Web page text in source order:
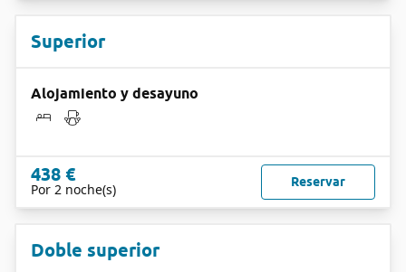
Superior
Alojamiento y desayuno
438 €
Por 2 noche(s) Reservar
Doble superior